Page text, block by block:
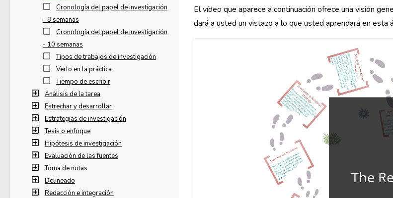
El vídeo que aparece a continuación ofrece una visión
dará a usted un vistazo a lo que usted aprendará en esta
Cronología del papel de investigación
- 8 semanas
Cronología del papel de investigación
- 10 semanas
Tipos de trabajos de investigación
Verlo en la práctica
Tiempo de escribir
Análisis de la tarea
Estrechar y desarrollar
Estrategias de investigación
Tesis o enfoque
Hipótesis de investigación
Evaluación de las fuentes
Toma de notas
Delineado
Redacción e integración